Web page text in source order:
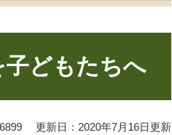
どもたちへ
更新日：2020年7月16日更新